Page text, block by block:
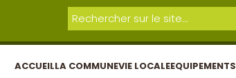
ACCUEILLA COMMUNEVIE LOCALEEQUIPEMENTS